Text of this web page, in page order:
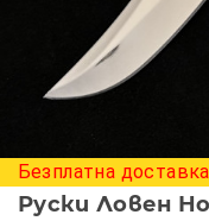
Безплатна
Руски Ловен